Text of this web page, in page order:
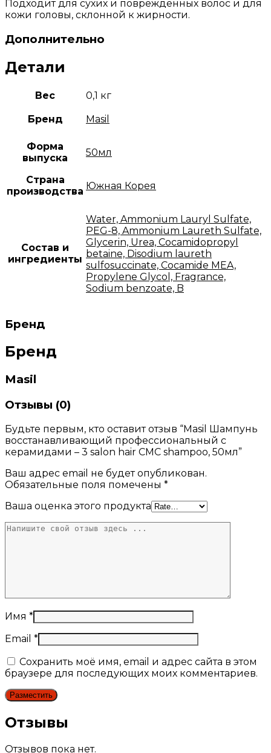
Подходит для сухих и поврежденных волос и для
кожи головы, склонной к жирности.
Дополнительно
Детали
Вес 0,1 кг
Бренд Masil
Форма
выпуска
50мл
Страна
производства Южная Корея
Состав и
ингредиенты
Water, Ammonium Lauryl Sulfate,
PEG-8, Ammonium Laureth Sulfate,
Glycerin, Urea, Cocamidopropyl
betaine, Disodium laureth
sulfosuccinate, Cocamide MEA,
Propylene Glycol, Fragrance,
Sodium benzoate, B
Бренд
Бренд
Masil
Отзывы (0)
Будьте первым, кто оставит отзыв “Masil Шампунь
восстанавливающий профессиональный с
керамидами – 3 salon hair CMC shampoo, 50мл”
Ваш адрес email не будет опубликован.
Обязательные поля помечены *
Ваша оценка этого продукта
Имя *
Email *
Сохранить моё имя, email и адрес сайта в этом
браузере для последующих моих комментариев.
Отзывы
Отзывов пока нет.